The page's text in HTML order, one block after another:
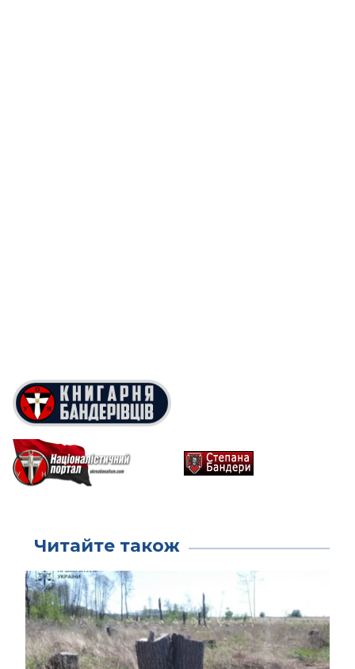
Читайте також